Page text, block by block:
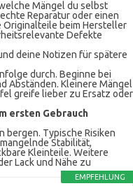
Mängel du selbst
Reparatur oder einen
beim Hersteller
Defekte
deine Notizen für spätere
durch. Beginne bei
Abständen. Kleinere Mängel
greife lieber zu Ersatz oder
ersten Gebrauch
bergen. Typische Risiken
Stabilität,
Kleinteile. Weitere
Lack und Nähe zu
EMPFEHLUNG